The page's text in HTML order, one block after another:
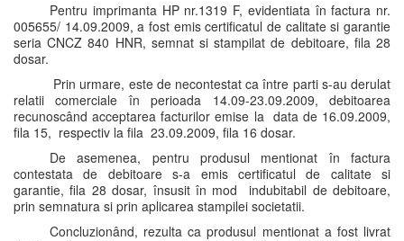
Pentru imprimanta HP nr.1319 F, evidentiata în factura nr.
005655/ 14.09.2009, a fost emis certificatul de calitate si garantie
seria CNCZ 840 HNR, semnat si stampilat de debitoare, fila 28
dosar.
Prin urmare, este de necontestat ca între parti s-au derulat
relatii comerciale în perioada 14.09-23.09.2009, debitoarea
recunoscând acceptarea facturilor emise la data de 16.09.2009,
fila 15, respectiv la fila 23.09.2009, fila 16 dosar.
De asemenea, pentru produsul mentionat în factura
contestata de debitoare s-a emis certificatul de calitate si
garantie, fila 28 dosar, însusit în mod indubitabil de debitoare,
prin semnatura si prin aplicarea stampilei societatii.
Concluzionând, rezulta ca produsul mentionat a fost livrat